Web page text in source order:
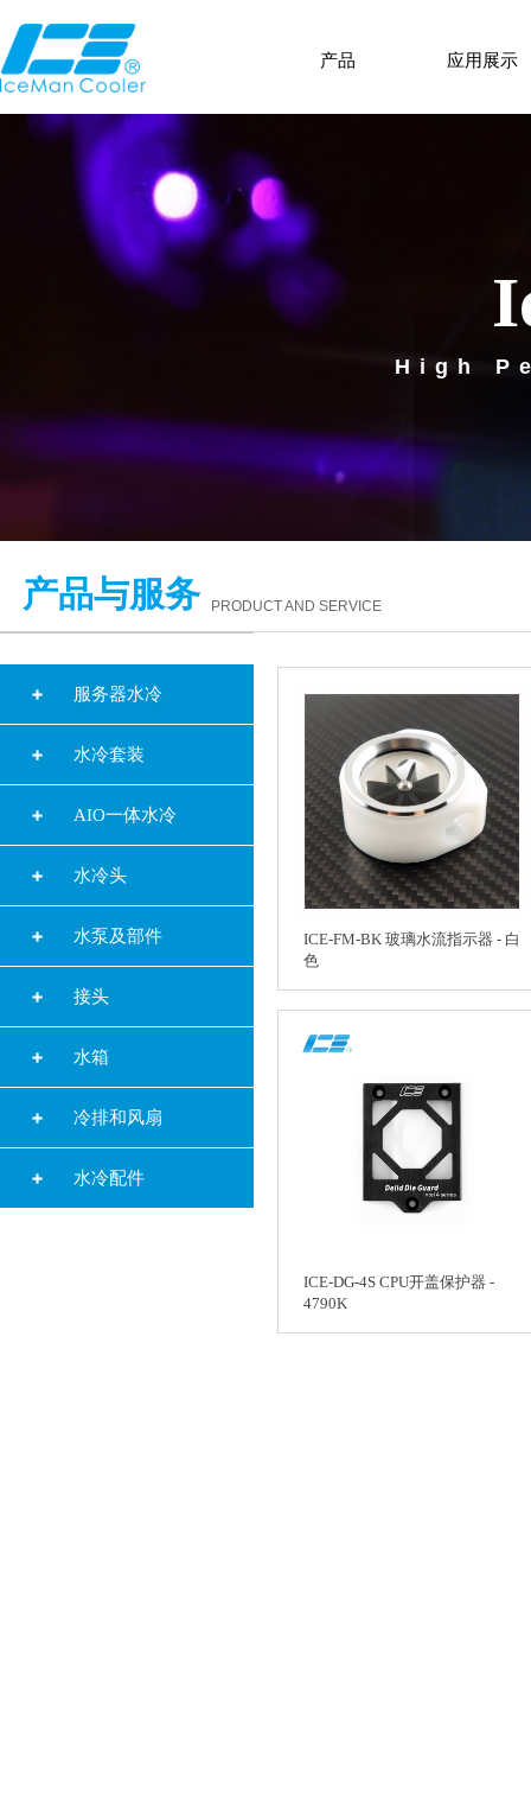
High
产品与服务 PRODUCT AND SERVICE
服务器水冷
水冷套装
AIO一体水冷
水冷头
水泵及部件
接头
水箱
冷排和风扇
水冷配件
ICE-FM-BK 玻璃水流指示器 - 白
色
ICE-DG-4S CPU开盖保护器 -
4790K
产品 应用展示